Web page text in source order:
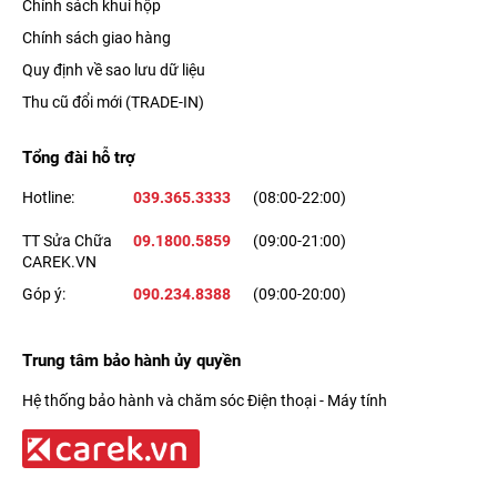
Ấn tượng hơn nữa khi 13 Pro Max còn có thể quay video
truyền hình Discovery, lưu lại cảnh thiên nhiên ở góc nhìn gần
nhất.
Chính sách khui hộp
Chính sách giao hàng
Quy định về sao lưu dữ liệu
Thu cũ đổi mới (TRADE-IN)
Tổng đài hỗ trợ
Hotline: 039.365.3333 (08:00-22:00)
TT Sửa Chữa
CAREK.VN
09.1800.5859 (09:00-21:00)
Góp ý: 090.234.8388 (09:00-20:00)
Trung tâm bảo hành ủy quyền
Hệ thống bảo hành và chăm sóc Điện thoại - Máy tính